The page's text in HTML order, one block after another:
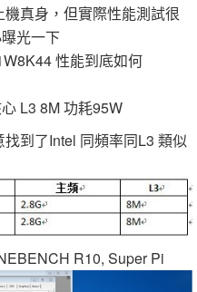
真身，但實際性能測試很
光一下
性能到底如何
L3 8M 功耗95W
到了Intel 同頻率同L3 類似
R10, Super Pi